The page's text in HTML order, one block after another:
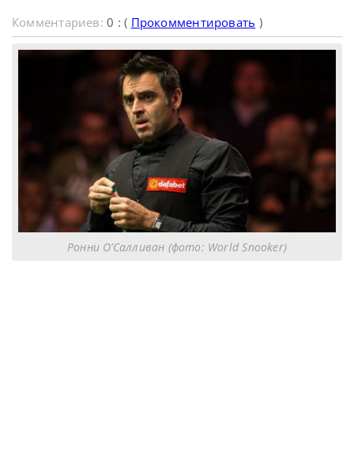
Комментариев:0 : ( Прокомментировать )
Ронни О’Салливан (фото: World Snooker)